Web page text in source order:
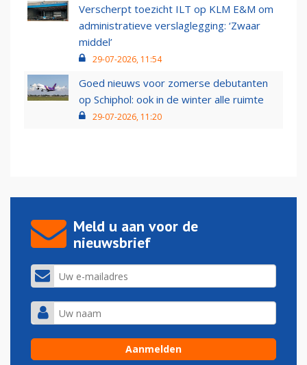
Verscherpt toezicht ILT op KLM E&M om
administratieve verslaglegging: ‘Zwaar
middel’
29-07-2026, 11:54
Goed nieuws voor zomerse debutanten
op Schiphol: ook in de winter alle ruimte
29-07-2026, 11:20
Meld u aan voor de
nieuwsbrief